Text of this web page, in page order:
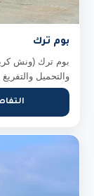
بوم ترك
بوم ترك (ونش
والتحميل والتفريغ